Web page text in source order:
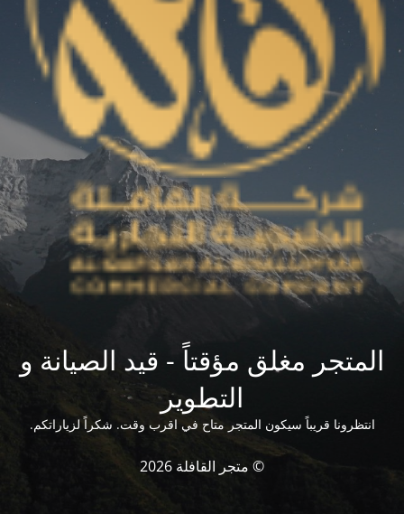
المتجر مغلق مؤقتاً - قيد الصيانة و
التطوير
انتظرونا قريباً سيكون المتجر متاح في اقرب وقت. شكراً لزياراتكم.
© متجر القافلة 2026